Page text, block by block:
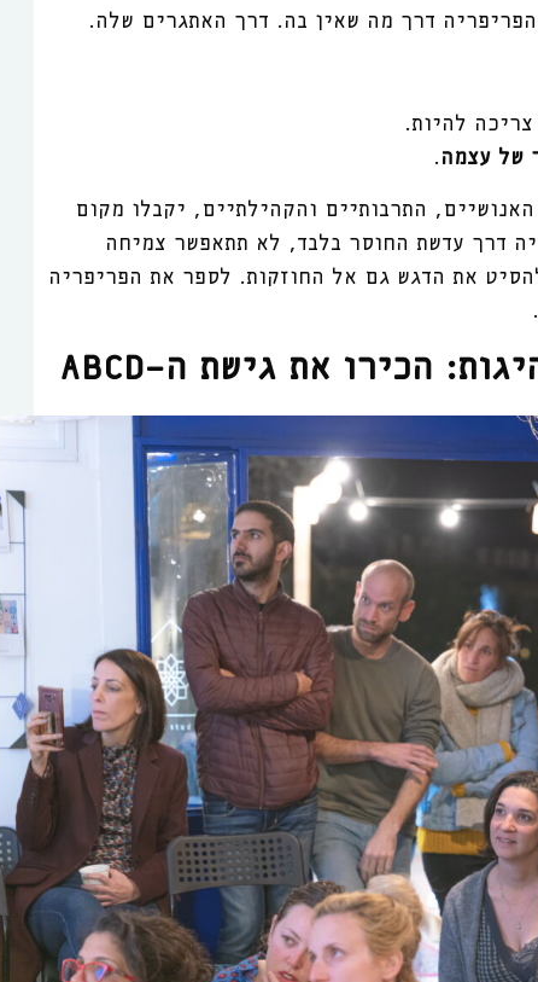
דרך מה שאין בה. דרך האתגרים שלה.
להיות.
של עצמה .
התרבותיים והקהילתיים, יקבלו מקום
דרך עדשת החוסר בלבד, לא תתאפשר צמיחה
את הדגש גם אל החוזקות. לספר את הפריפריה
הכירו את גישת ה-ABCD